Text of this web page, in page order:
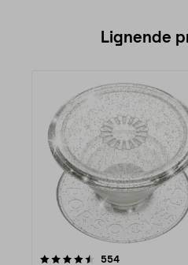
Lignende
554anmeldelser